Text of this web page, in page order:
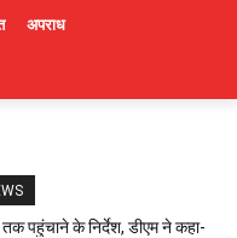
अपराध
पहुंचाने के निर्देश, डीएम ने कहा-